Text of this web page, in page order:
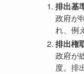
排出基
政府が
れ、例
排出権
政府が
度。排